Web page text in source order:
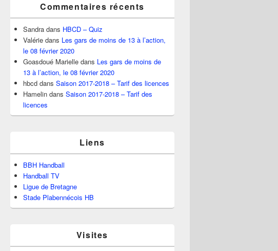
Commentaires récents
Sandra dans HBCD – Quiz
Valérie dans Les gars de moins de 13 à l’action,
le 08 février 2020
Goasdoué Marielle dans Les gars de moins de
13 à l’action, le 08 février 2020
hbcd dans Saison 2017-2018 – Tarif des licences
Hamelin dans Saison 2017-2018 – Tarif des
licences
Liens
BBH Handball
Handball TV
Ligue de Bretagne
Stade Plabennécois HB
Visites